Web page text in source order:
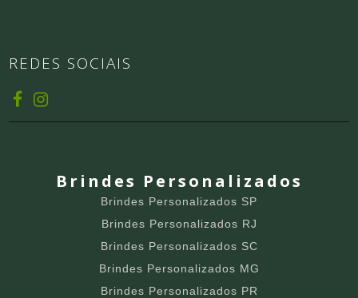
REDES SOCIAIS
Brindes Personalizados
Brindes Personalizados SP
Brindes Personalizados RJ
Brindes Personalizados SC
Brindes Personalizados MG
Brindes Personalizados PR